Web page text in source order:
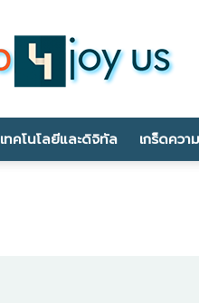
jump4joyus.com
เทคโนโลยีและดิจิทัล เกร็ดควา